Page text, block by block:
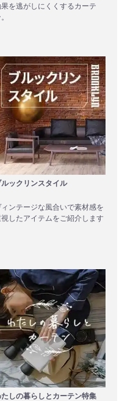
を逃がしにくくするカーテ
ルックリンスタイル
ィンテージな風合いで素材感を
したアイテムをご紹介します
たしの暮らしとカーテン特集